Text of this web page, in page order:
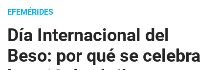
EFEMÉRIDES
Día Internacional del
Beso: por qué se celebra